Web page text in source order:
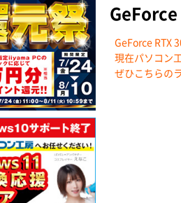
GeForce RTX
現在パソコン
ぜひこちらの